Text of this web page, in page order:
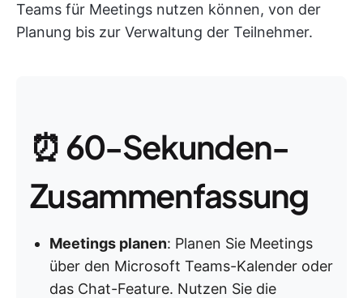
Teams für Meetings nutzen können, von der
Planung bis zur Verwaltung der Teilnehmer.
⏰ 60-Sekunden-
Zusammenfassung
Meetings planen: Planen Sie Meetings
über den Microsoft Teams-Kalender oder
das Chat-Feature. Nutzen Sie die